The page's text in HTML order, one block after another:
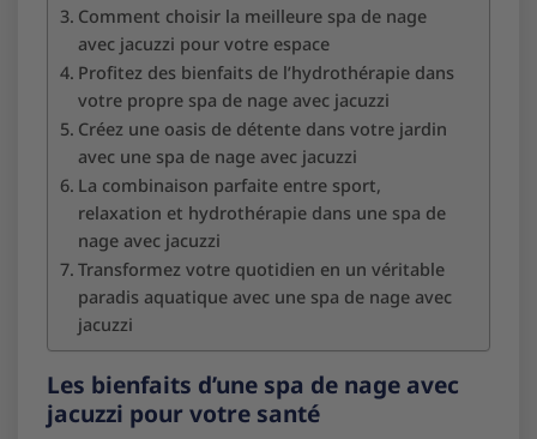
Comment choisir la meilleure spa de nage
avec jacuzzi pour votre espace
Profitez des bienfaits de l’hydrothérapie dans
votre propre spa de nage avec jacuzzi
Créez une oasis de détente dans votre jardin
avec une spa de nage avec jacuzzi
La combinaison parfaite entre sport,
relaxation et hydrothérapie dans une spa de
nage avec jacuzzi
Transformez votre quotidien en un véritable
paradis aquatique avec une spa de nage avec
jacuzzi
Les bienfaits d’une spa de nage avec
jacuzzi pour votre santé